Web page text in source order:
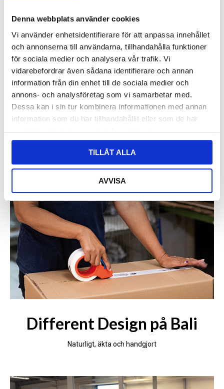
Denna webbplats använder cookies
Vi använder enhetsidentifierare för att anpassa innehållet
och annonserna till användarna, tillhandahålla funktioner
för sociala medier och analysera vår trafik. Vi
vidarebefordrar även sådana identifierare och annan
information från din enhet till de sociala medier och
annons- och analysföretag som vi samarbetar med.
Dessa kan i sin tur kombinera informationen med annan
information som du har tillhandahållit eller som de har
TILLÅT ALLA
AVVISA
Different Design på Bali
Naturligt, äkta och handgjort